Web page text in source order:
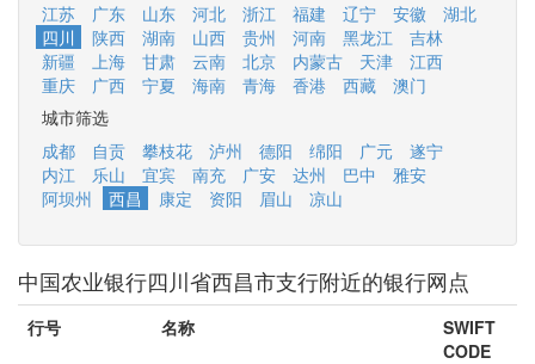
江苏 广东 山东 河北 浙江 福建 辽宁 安徽
湖北
四川
陕西 湖南 山西 贵州 河南 黑龙江
吉林
新疆
上海 甘肃 云南 北京 内蒙古 天津
江西
重庆
广西 宁夏 海南 青海 香港 西藏
澳门
城市筛选
成都
自贡 攀枝花 泸州 德阳 绵阳 广元
遂宁
内江
乐山 宜宾 南充 广安 达州 巴中
雅安
阿坝州
西昌 康定 资阳 眉山 凉山
中国农业银行四川省西昌市支行附近的银行网点
行号 名称
SWIFT
CODE